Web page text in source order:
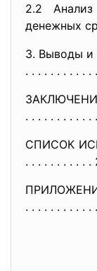
2.2
денежных
3. Выводы и
. . . . . . . . . .
. . . . . . . . . . .
СПИСОК
. . . . . . . . . . .
. . . . . . . . . . .